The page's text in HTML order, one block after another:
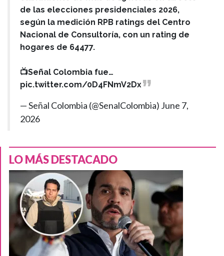
de las elecciones presidenciales 2026,
según la medición RPB ratings del Centro
Nacional de Consultoría, con un rating de
hogares de 64477.
📺Señal Colombia fue…
pic.twitter.com/0D4FNmV2Dx
— Señal Colombia (@SenalColombia) June 7,
2026
LO MÁS DESTACADO